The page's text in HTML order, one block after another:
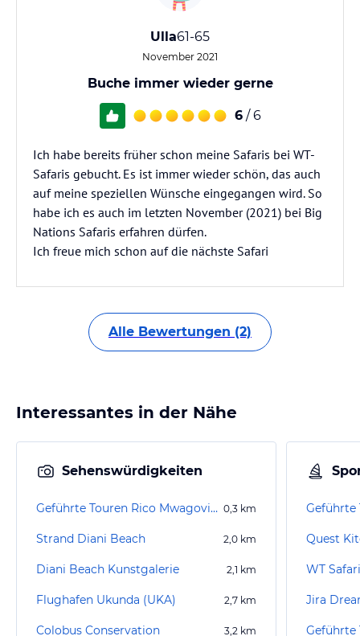
Ulla61-65
November 2021
Buche immer wieder gerne
6 / 6
Ich habe bereits früher schon meine Safaris bei WT-
Safaris gebucht. Es ist immer wieder schön, das auch
auf meine speziellen Wünsche eingegangen wird. So
habe ich es auch im letzten November (2021) bei Big
Nations Safaris erfahren dürfen.
Ich freue mich schon auf die nächste Safari
Alle Bewertungen (2)
Interessantes in der Nähe
Sehenswürdigkeiten
Geführte Touren Rico Mwagovi African Tours Safaris 0,3 km
Strand Diani Beach 2,0 km
Diani Beach Kunstgalerie 2,1 km
Flughafen Ukunda (UKA) 2,7 km
Colobus Conservation 3,2 km
Quest
WT
Jira